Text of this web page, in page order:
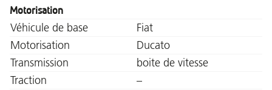
Motorisation
Véhicule de base
Fiat
Motorisation
Ducato
Transmission
boite de vitesse
Traction
–